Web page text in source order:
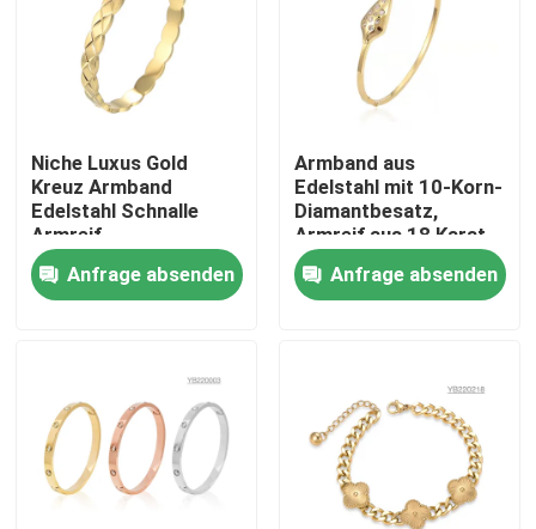
Produkte
Edelstahl-Halsband auf Lager
Ein Ohrring aus Edelstahl auf Lager
Neu auf Lager
Niche Luxus Gold
Kreuz Armband
Edelstahl Schnalle
Armreif
Anfrage absenden
Armband aus
Edelstahl mit 10-Korn-
Diamantbesatz,
Armreif aus 18 Karat
Roségold
Anfrage absenden